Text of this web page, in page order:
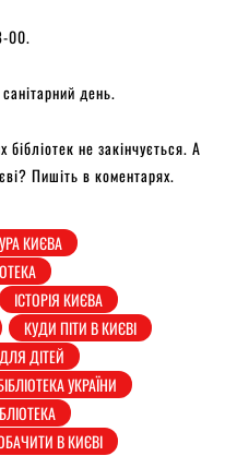
00.
день.
не закінчується. А
Пишіть в коментарях.
КИЄВА
ІСТОРІЯ КИЄВА
КУДИ ПІТИ В КИЄВІ
ДІТЕЙ
УКРАЇНИ
В КИЄВІ